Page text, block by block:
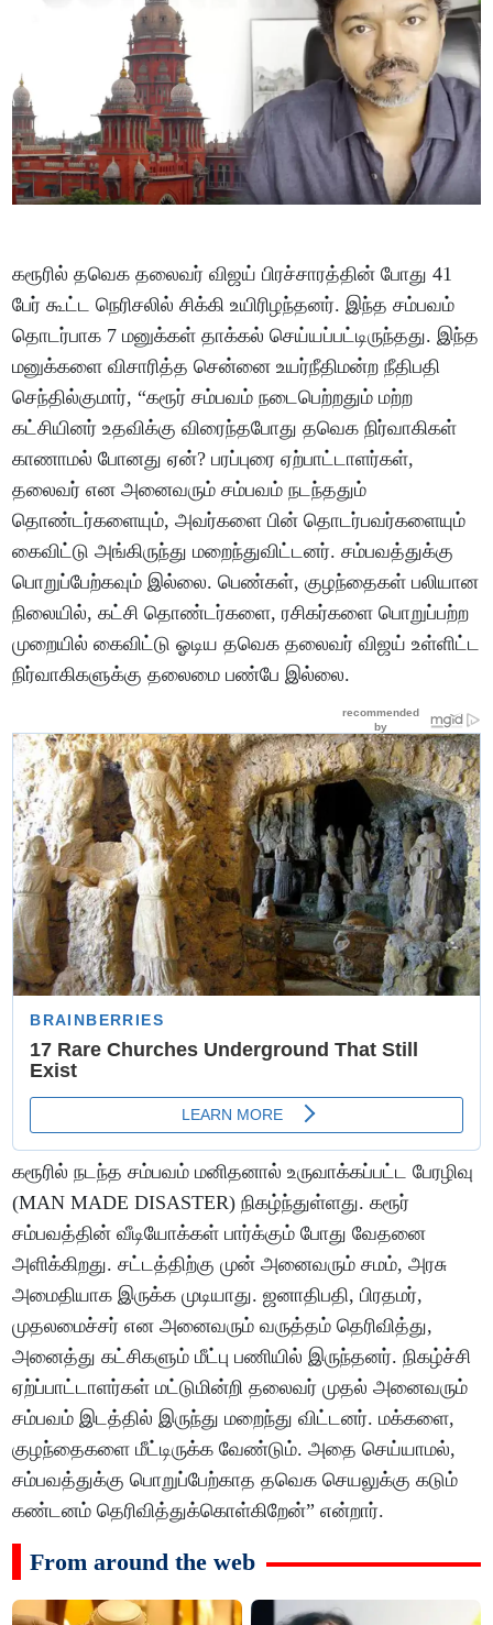
கரூரில் தவெக தலைவர் விஜய் பிரச்சாரத்தின் போது 41
பேர் கூட்ட நெரிசலில் சிக்கி உயிரிழந்தனர். இந்த சம்பவம்
தொடர்பாக 7 மனுக்கள் தாக்கல் செய்யப்பட்டிருந்தது. இந்த
மனுக்களை விசாரித்த சென்னை உயர்நீதிமன்ற நீதிபதி
செந்தில்குமார், “கரூர் சம்பவம் நடைபெற்றதும் மற்ற
கட்சியினர் உதவிக்கு விரைந்தபோது தவெக நிர்வாகிகள்
காணாமல் போனது ஏன்? பரப்புரை ஏற்பாட்டாளர்கள்,
தலைவர் என அனைவரும் சம்பவம் நடந்ததும்
தொண்டர்களையும், அவர்களை பின் தொடர்பவர்களையும்
கைவிட்டு அங்கிருந்து மறைந்துவிட்டனர். சம்பவத்துக்கு
பொறுப்பேற்கவும் இல்லை. பெண்கள், குழந்தைகள் பலியான
நிலையில், கட்சி தொண்டர்களை, ரசிகர்களை பொறுப்பற்ற
முறையில் கைவிட்டு ஓடிய தவெக தலைவர் விஜய் உள்ளிட்ட
நிர்வாகிகளுக்கு தலைமை பண்பே இல்லை.
கரூரில் நடந்த சம்பவம் மனிதனால் உருவாக்கப்பட்ட பேரழிவு
(MAN MADE DISASTER) நிகழ்ந்துள்ளது. கரூர்
சம்பவத்தின் வீடியோக்கள் பார்க்கும் போது வேதனை
அளிக்கிறது. சட்டத்திற்கு முன் அனைவரும் சமம், அரசு
அமைதியாக இருக்க முடியாது. ஜனாதிபதி, பிரதமர்,
முதலமைச்சர் என அனைவரும் வருத்தம் தெரிவித்து,
அனைத்து கட்சிகளும் மீட்பு பணியில் இருந்தனர். நிகழ்ச்சி
ஏற்ப்பாட்டாளர்கள் மட்டுமின்றி தலைவர் முதல் அனைவரும்
சம்பவம் இடத்தில் இருந்து மறைந்து விட்டனர். மக்களை,
குழந்தைகளை மீட்டிருக்க வேண்டும். அதை செய்யாமல்,
சம்பவத்துக்கு பொறுப்பேற்காத தவெக செயலுக்கு கடும்
கண்டனம் தெரிவித்துக்கொள்கிறேன்” என்றார்.
From around the web